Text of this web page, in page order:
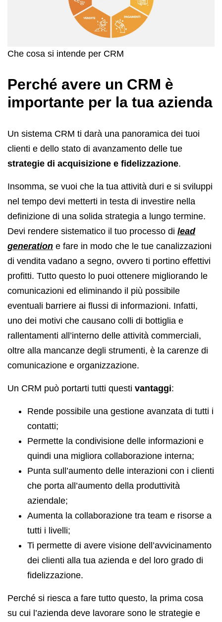
Che cosa si intende per CRM
Perché avere un CRM è
importante per la tua azienda
Un sistema CRM ti darà una panoramica dei tuoi
clienti e dello stato di avanzamento delle tue
strategie di acquisizione e fidelizzazione.
Insomma, se vuoi che la tua attività duri e si sviluppi
nel tempo devi metterti in testa di investire nella
definizione di una solida strategia a lungo termine.
Devi rendere sistematico il tuo processo di lead
generation e fare in modo che le tue canalizzazioni
di vendita vadano a segno, ovvero ti portino effettivi
profitti. Tutto questo lo puoi ottenere migliorando le
comunicazioni ed eliminando il più possibile
eventuali barriere ai flussi di informazioni. Infatti,
uno dei motivi che causano colli di bottiglia e
rallentamenti all’interno delle attività commerciali,
oltre alla mancanze degli strumenti, è la carenze di
comunicazione e organizzazione.
Un CRM può portarti tutti questi vantaggi:
Rende possibile una gestione avanzata di tutti i
contatti;
Permette la condivisione delle informazioni e
quindi una migliora collaborazione interna;
Punta sull’aumento delle interazioni con i clienti
che porta all’aumento della produttività
aziendale;
Aumenta la collaborazione tra team e risorse a
tutti i livelli;
Ti permette di avere visione dell’avvicinamento
dei clienti alla tua azienda e del loro grado di
fidelizzazione.
Perché si riesca a fare tutto questo, la prima cosa
su cui l’azienda deve lavorare sono le strategie e